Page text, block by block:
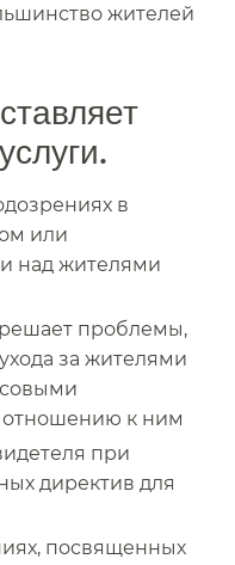
жителей
в
или
над жителями
проблемы,
за жителями
к ним​​
при
директив для
посвященных